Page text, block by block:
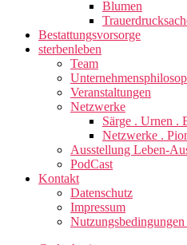
Blumen
Bestattungsvorsorge
sterbenleben
Team
Veranstaltungen
Netzwerke
Särge . Urnen .
Netzwerke .
Ausstellung Leben-
PodCast
Kontakt
Datenschutz
Impressum
Nutzungsbedingungen